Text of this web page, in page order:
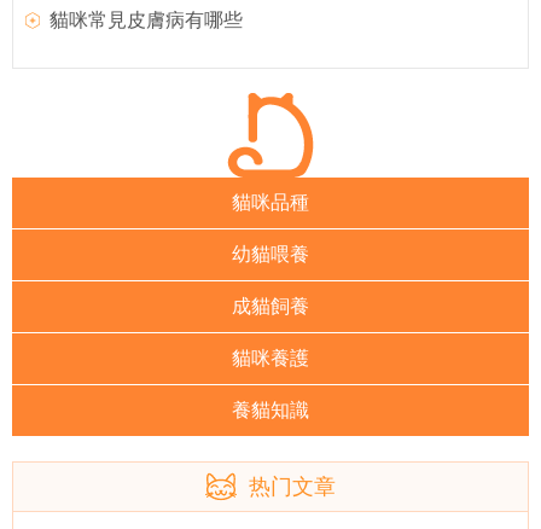
貓咪常見皮膚病有哪些
貓咪品種
幼貓喂養
成貓飼養
貓咪養護
養貓知識
热门文章